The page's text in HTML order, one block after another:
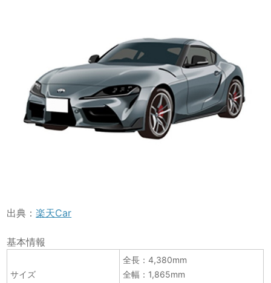
出典：楽天Car
基本情報
サイズ
全長：4,380mm
全幅：1,865mm